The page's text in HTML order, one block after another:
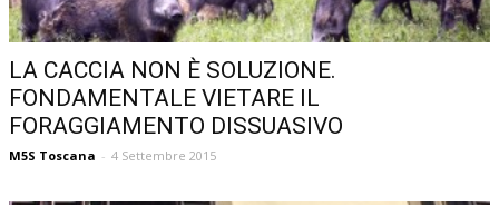
LA CACCIA NON È SOLUZIONE.
FONDAMENTALE VIETARE IL
FORAGGIAMENTO DISSUASIVO
M5S Toscana - 4 Settembre 2015